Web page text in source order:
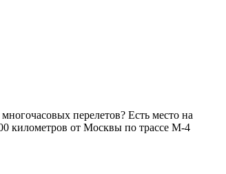
перелетов? Есть место на
километров от Москвы по трассе М-4